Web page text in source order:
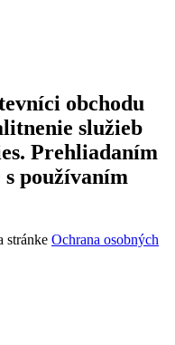
obchodu
služieb
Prehliadaním
používaním
stránke Ochrana osobných